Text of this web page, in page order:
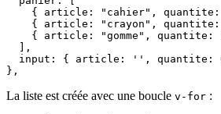
{ article: "cahier",
{ article: "crayon",
{ article: "gomme", quantite:
  ],
input: { article: '', quantite:
},
La liste est créée avec une boucle v-for :